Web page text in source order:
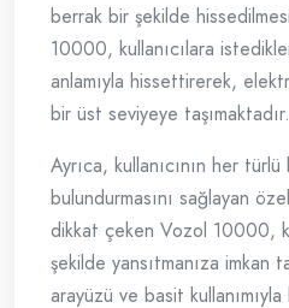
berrak bir şekilde
10000, kullanıcılara
anlamıyla hissettirerek,
bir üst seviyeye taşımaktadır.
Ayrıca, kullanıcının her
bulundurmasını sağlayan
dikkat çeken Vozol 10000,
şekilde yansıtmanıza imkan
arayüzü ve basit